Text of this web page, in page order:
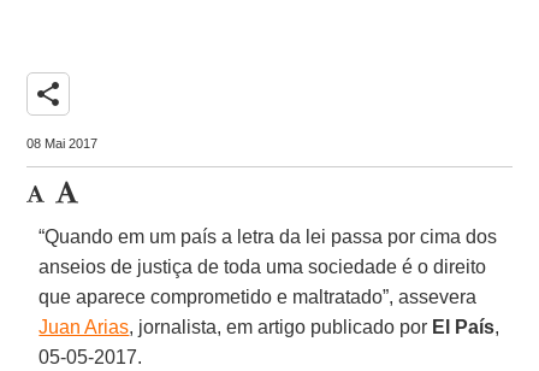
share
08 Mai 2017
“Quando em um país a letra da lei passa por cima dos
anseios de justiça de toda uma sociedade é o direito
que aparece comprometido e maltratado”, assevera
Juan Arias, jornalista, em artigo publicado por El País,
05-05-2017.